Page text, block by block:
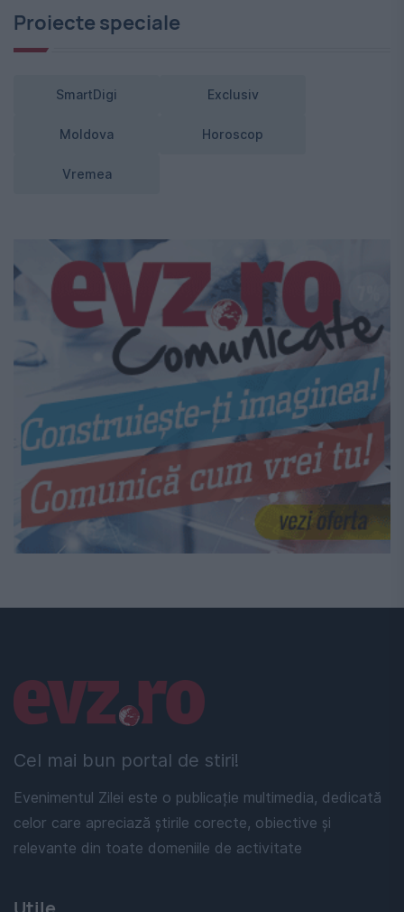
Proiecte speciale
SmartDigi Exclusiv
Moldova Horoscop
Vremea
Cel mai bun portal de stiri!
Evenimentul Zilei este o publicație multimedia, dedicată
celor care apreciază știrile corecte, obiective și
relevante din toate domeniile de activitate
Linkuri utile